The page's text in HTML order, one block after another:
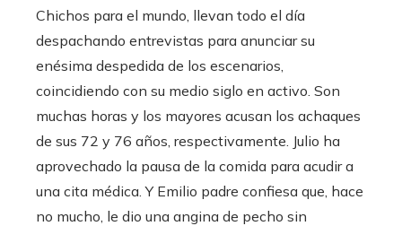
Chichos para el mundo, llevan todo el día
despachando entrevistas para anunciar su
enésima despedida de los escenarios,
coincidiendo con su medio siglo en activo. Son
muchas horas y los mayores acusan los achaques
de sus 72 y 76 años, respectivamente. Julio ha
aprovechado la pausa de la comida para acudir a
una cita médica. Y Emilio padre confiesa que, hace
no mucho, le dio una angina de pecho sin